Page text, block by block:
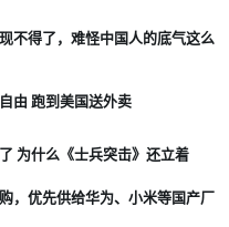
不得了，难怪中国人的底气这么
由 跑到美国送外卖
为什么《士兵突击》还立着
，优先供给华为、小米等国产厂